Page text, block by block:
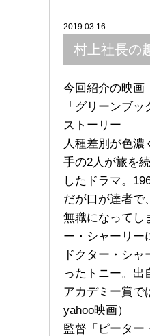
2019.03.16
村上社長の
今回紹介の映画
「グリーンブッ
ストーリー
人種差別が色
手の2人が旅を
したドラマ。
だが口が達者で
無職になってし
ー・シャーリー
ドクター・シ
ったトニー。出
アカデミー賞で
yahoo映画）
監督「ピーター